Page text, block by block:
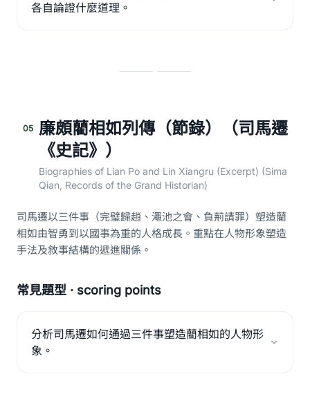
各自論證什麼道理。
05
廉頗藺相如列傳（節錄）（司馬遷
《史記》）
Biographies of Lian Po and Lin Xiangru (Excerpt) (Sima
Qian, Records of the Grand Historian)
司馬遷以三件事（完璧歸趙、澠池之會、負荊請罪）塑造藺
相如由智勇到以國事為重的人格成長。重點在人物形象塑造
手法及敘事結構的遞進關係。
常見題型 · scoring points
分析司馬遷如何通過三件事塑造藺相如的人物形
象。